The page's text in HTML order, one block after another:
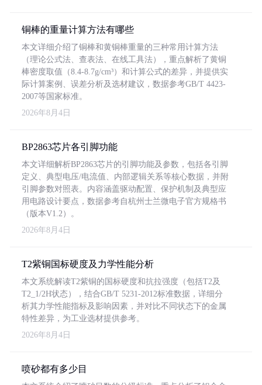
铜棒的重量计算方法有哪些
本文详细介绍了铜棒和黄铜棒重量的三种常用计算方法
（理论公式法、查表法、在线工具法），重点解析了黄铜
棒密度取值（8.4-8.7g/cm³）和计算公式的差异，并提供实
际计算案例、误差分析及选材建议，数据参考GB/T 4423-
2007等国家标准。
2026年8月4日
BP2863芯片各引脚功能
本文详细解析BP2863芯片的引脚功能及参数，包括各引脚
定义、典型电压/电流值、内部逻辑关系等核心数据，并附
引脚参数对照表。内容涵盖驱动配置、保护机制及典型应
用电路设计要点，数据参考自杭州士兰微电子官方规格书
（版本V1.2）。
2026年8月4日
T2紫铜国标硬度及力学性能分析
本文系统解读T2紫铜的国标硬度和抗拉强度（包括T2及
T2_1/2H状态），结合GB/T 5231-2012标准数据，详细分
析其力学性能指标及影响因素，并对比不同状态下的金属
特性差异，为工业选材提供参考。
2026年8月4日
喷砂都有多少目